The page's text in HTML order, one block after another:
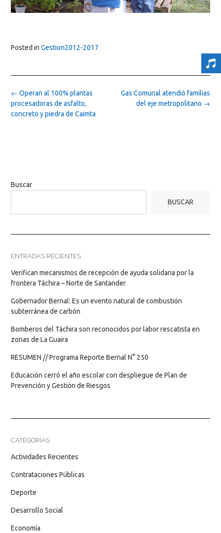
Posted in Gestion2012-2017
Post
navigation
Gas Comunal atendió familias
del eje metropolitano →
← Operan al 100% plantas
procesadoras de asfalto,
concreto y piedra de Caimta
Buscar
BUSCAR
ENTRADAS RECIENTES
Verifican mecanismos de recepción de ayuda solidaria por la
frontera Táchira – Norte de Santander
Gobernador Bernal: Es un evento natural de combustión
subterránea de carbón
Bomberos del Táchira son reconocidos por labor rescatista en
zonas de La Guaira
RESUMEN // Programa Reporte Bernal N° 250
Educación cerró el año escolar con despliegue de Plan de
Prevención y Gestión de Riesgos
CATEGORÍAS
Actividades Recientes
Contrataciones Públicas
Deporte
Desarrollo Social
Economía